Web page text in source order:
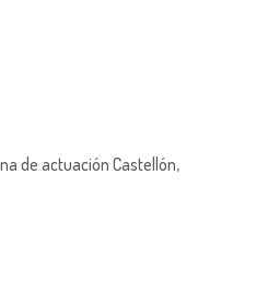
de actuación Castellón,